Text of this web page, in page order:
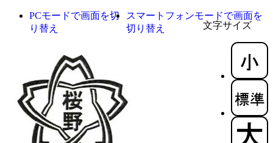
文字サイズ
PCモードで画面を切
り替え
スマートフォンモードで画面を
切り替え